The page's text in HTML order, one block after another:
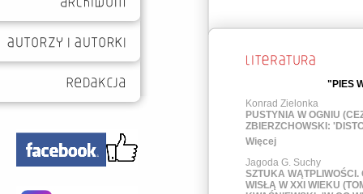
"PIES
Konrad Zielonka
PUSTYNIA W OGNIU
ZBIERZCHOWSKI:
Więcej
Jagoda G. Suchy
SZTUKA
WISŁĄ W XXI WIEKU